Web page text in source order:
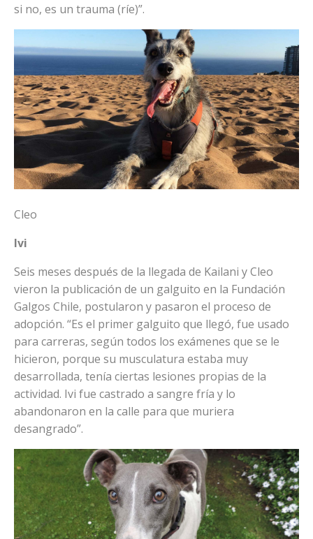
si no, es un trauma (ríe)”.
Cleo
Ivi
Seis meses después de la llegada de Kailani y Cleo
vieron la publicación de un galguito en la Fundación
Galgos Chile, postularon y pasaron el proceso de
adopción. “Es el primer galguito que llegó, fue usado
para carreras, según todos los exámenes que se le
hicieron, porque su musculatura estaba muy
desarrollada, tenía ciertas lesiones propias de la
actividad. Ivi fue castrado a sangre fría y lo
abandonaron en la calle para que muriera
desangrado”.